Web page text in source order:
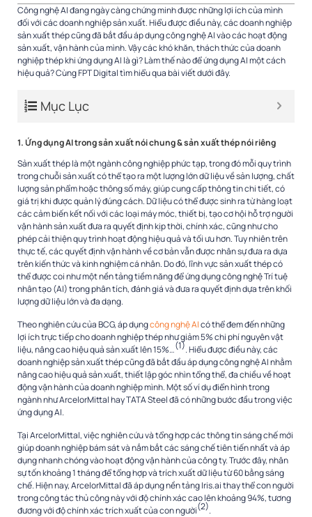
Công nghệ AI đang ngày càng chứng minh được những lợi ích của mình
đối với các doanh nghiệp sản xuất. Hiểu được điều này, các doanh nghiệp
sản xuất thép cũng đã bắt đầu áp dụng công nghệ AI vào các hoạt động
sản xuất, vận hành của mình. Vậy các khó khăn, thách thức của doanh
nghiệp thép khi ứng dụng AI là gì? Làm thế nào để ứng dụng AI một cách
hiệu quả? Cùng FPT Digital tìm hiểu qua bài viết dưới đây.
Mục Lục
1. Ứng dụng AI trong sản xuất nói chung & sản xuất thép nói riêng
Sản xuất thép là một ngành công nghiệp phức tạp, trong đó mỗi quy trình
trong chuỗi sản xuất có thể tạo ra một lượng lớn dữ liệu về sản lượng, chất
lượng sản phẩm hoặc thông số máy, giúp cung cấp thông tin chi tiết, có
giá trị khi được quản lý đúng cách. Dữ liệu có thể được sinh ra từ hàng loạt
các cảm biến kết nối với các loại máy móc, thiết bị, tạo cơ hội hỗ trợ người
vận hành sản xuất đưa ra quyết định kịp thời, chính xác, cũng như cho
phép cải thiện quy trình hoạt động hiệu quả và tối ưu hơn. Tuy nhiên trên
thực tế, các quyết định vận hành về cơ bản vẫn được nhân sự đưa ra dựa
trên kiến thức và kinh nghiệm cá nhân. Do đó, lĩnh vực sản xuất thép có
thể được coi như một nền tảng tiềm năng để ứng dụng công nghệ Trí tuệ
nhân tạo (AI) trong phân tích, đánh giá và đưa ra quyết định dựa trên khối
lượng dữ liệu lớn và đa dạng.
Theo nghiên cứu của BCG, áp dụngcông nghệ AIcó thể đem đến những
lợi ích trực tiếp cho doanh nghiệp thép như giảm 5% chi phí nguyên vật
liệu, nâng cao hiệu quả sản xuất lên 15%…(1). Hiểu được điều này, các
doanh nghiệp sản xuất thép cũng đã bắt đầu áp dụng công nghệ AI nhằm
nâng cao hiệu quả sản xuất, thiết lập góc nhìn tổng thể, đa chiều về hoạt
động vận hành của doanh nghiệp mình. Một số ví dụ điển hình trong
ngành như ArcelorMittal hay TATA Steel đã có những bước đầu trong việc
ứng dụng AI.
Tại ArcelorMittal, việc nghiên cứu và tổng hợp các thông tin sáng chế mới
giúp doanh nghiệp bám sát và nắm bắt các sáng chế tiên tiến nhất và áp
dụng nhanh chóng vào hoạt động vận hành của công ty. Trước đây, nhân
sự tốn khoảng 1 tháng để tổng hợp và trích xuất dữ liệu từ 60 bằng sáng
chế. Hiện nay, ArcelorMittal đã áp dụng nền tảng Iris.ai thay thể con người
trong công tác thủ công này với độ chính xác cao lên khoảng 94%, tương
đương với độ chính xác trích xuất của con người(2).